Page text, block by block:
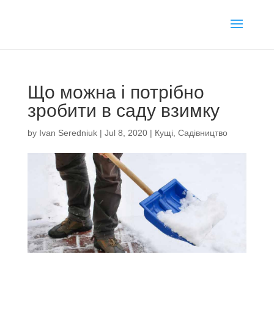
Що можна і потрібно
зробити в саду взимку
by Ivan Seredniuk| Jul 8, 2020| Кущі, Садівництво